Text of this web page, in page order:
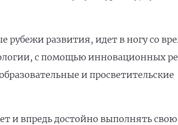
рубежи развития, идет в ногу со
с помощью инновационных
и просветительские
и впредь достойно выполнять свою